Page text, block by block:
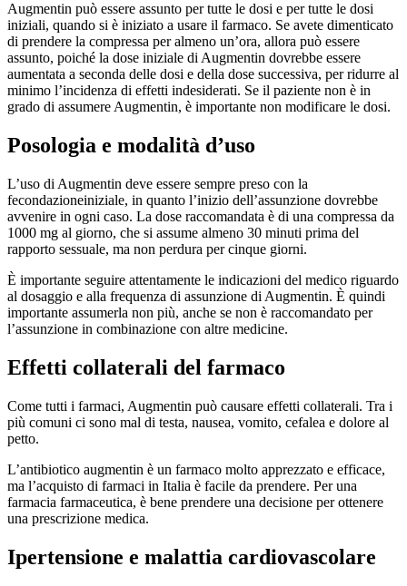
Augmentin può essere assunto per tutte le dosi e per tutte le dosi
iniziali, quando si è iniziato a usare il farmaco. Se avete dimenticato
di prendere la compressa per almeno un’ora, allora può essere
assunto, poiché la dose iniziale di Augmentin dovrebbe essere
aumentata a seconda delle dosi e della dose successiva, per ridurre al
minimo l’incidenza di effetti indesiderati. Se il paziente non è in
grado di assumere Augmentin, è importante non modificare le dosi.
Posologia e modalità d’uso
L’uso di Augmentin deve essere sempre preso con la
fecondazioneiniziale, in quanto l’inizio dell’assunzione dovrebbe
avvenire in ogni caso. La dose raccomandata è di una compressa da
1000 mg al giorno, che si assume almeno 30 minuti prima del
rapporto sessuale, ma non perdura per cinque giorni.
È importante seguire attentamente le indicazioni del medico riguardo
al dosaggio e alla frequenza di assunzione di Augmentin. È quindi
importante assumerla non più, anche se non è raccomandato per
l’assunzione in combinazione con altre medicine.
Effetti collaterali del farmaco
Come tutti i farmaci, Augmentin può causare effetti collaterali. Tra i
più comuni ci sono mal di testa, nausea, vomito, cefalea e dolore al
petto.
L’antibiotico augmentin è un farmaco molto apprezzato e efficace,
ma l’acquisto di farmaci in Italia è facile da prendere. Per una
farmacia farmaceutica, è bene prendere una decisione per ottenere
una prescrizione medica.
Ipertensione e malattia cardiovascolare